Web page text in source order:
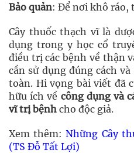
Bảo quản: Để nơi khô ráo,
Cây thuốc thạch vĩ là
dụng trong y học cổ
điều trị các bệnh về thận
cần sử dụng đúng cách
toàn. Hi vọng bài viết đã
hữu ích về công dụng và
vĩ trị bệnh cho độc giả.
Xem thêm:Những Cây
(TS Đỗ Tất Lợi)